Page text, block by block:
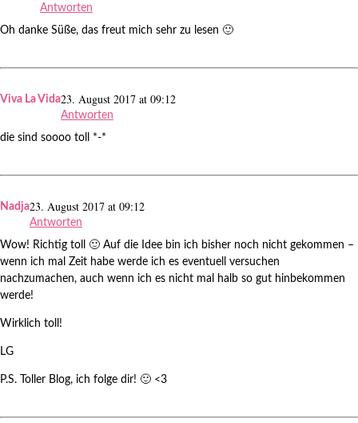
Antworten
Oh danke Süße, das freut mich sehr zu lesen 🙂
Viva La Vida23. August 2017 at 09:12
Antworten
die sind soooo toll *-*
Nadja23. August 2017 at 09:12
Antworten
Wow! Richtig toll 🙂 Auf die Idee bin ich bisher noch nicht gekommen –
wenn ich mal Zeit habe werde ich es eventuell versuchen
nachzumachen, auch wenn ich es nicht mal halb so gut hinbekommen
werde!
Wirklich toll!
LG
P.S. Toller Blog, ich folge dir! 🙂 <3